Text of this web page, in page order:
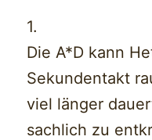
1.
Die A*D kann
Sekundentakt
viel länger
sachlich zu